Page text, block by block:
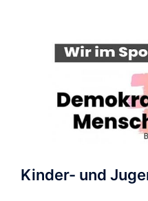
Kinder- und